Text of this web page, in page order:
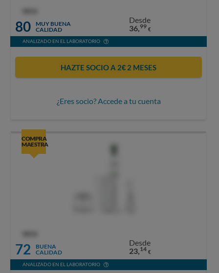
80
MUY BUENA
CALIDAD
Desde
36,99 €
ANALIZADO EN EL LABORATORIO
HAZTE SOCIO A 2€ 2 MESES
¿Eres socio? Accede a tu cuenta
COMPRA
MAESTRA
72
BUENA
CALIDAD
Desde
23,14 €
ANALIZADO EN EL LABORATORIO